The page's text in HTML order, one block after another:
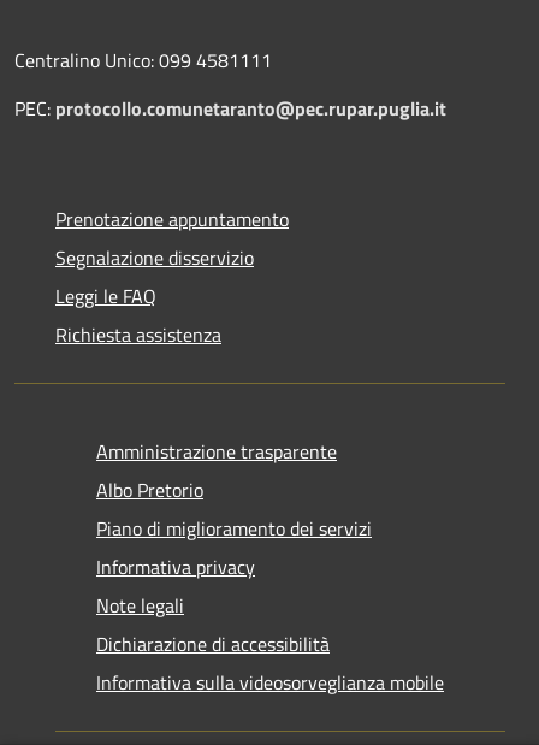
Centralino Unico: 099 4581111
PEC: protocollo.comunetaranto@pec.rupar.puglia.it
Prenotazione appuntamento
Segnalazione disservizio
Leggi le FAQ
Richiesta assistenza
Amministrazione trasparente
Albo Pretorio
Piano di miglioramento dei servizi
Informativa privacy
Note legali
Dichiarazione di accessibilità
Informativa sulla videosorveglianza mobile